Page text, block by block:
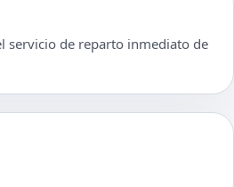
servicio de reparto inmediato de